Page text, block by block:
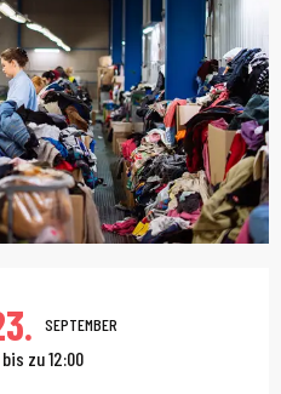
&
SEPTEMBER
bis zu 12:00